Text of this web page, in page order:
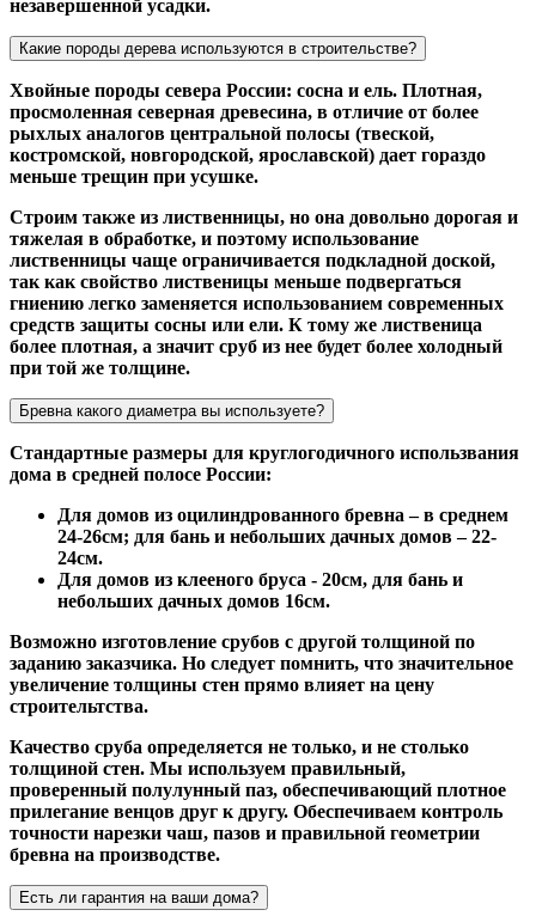
незавершенной усадки.
Какие породы дерева используются в строительстве?
Хвойные породы севера России: сосна и ель. Плотная,
просмоленная северная древесина, в отличие от более
рыхлых аналогов центральной полосы (твеской,
костромской, новгородской, ярославской) дает гораздо
меньше трещин при усушке.
Строим также из лиственницы, но она довольно дорогая и
тяжелая в обработке, и поэтому использование
лиственницы чаще ограничивается подкладной доской,
так как свойство лиственицы меньше подвергаться
гниению легко заменяется использованием современных
средств защиты сосны или ели. К тому же лиственица
более плотная, а значит сруб из нее будет более холодный
при той же толщине.
Бревна какого диаметра вы используете?
Стандартные размеры для круглогодичного использвания
дома в средней полосе России:
Для домов из оцилиндрованного бревна – в среднем
24-26см; для бань и небольших дачных домов – 22-
24см.
Для домов из клееного бруса - 20см, для бань и
небольших дачных домов 16см.
Возможно изготовление срубов с другой толщиной по
заданию заказчика. Но следует помнить, что значительное
увеличение толщины стен прямо влияет на цену
строительтства.
Качество сруба определяется не только, и не столько
толщиной стен. Мы используем правильный,
проверенный полулунный паз, обеспечивающий плотное
прилегание венцов друг к другу. Обеспечиваем контроль
точности нарезки чаш, пазов и правильной геометрии
бревна на производстве.
Есть ли гарантия на ваши дома?